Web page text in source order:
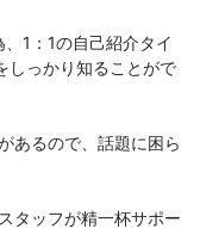
1：1の自己紹介タイ
しっかり知ることがで
あるので、話題に困ら
タッフが精一杯サポー